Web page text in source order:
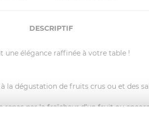
DESCRIPTIF
élégance raffinée à votre table !
dégustation de fruits crus ou et des
par la fraîcheur d’un fruit ou